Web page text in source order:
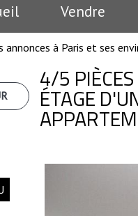
Vendre
annonces à Paris et ses
4/5
ÉTAGE